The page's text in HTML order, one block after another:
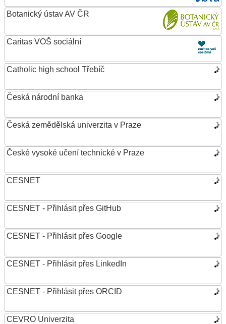
Botanický ústav AV ČR
Caritas VOŠ sociální
Catholic high school Třebíč
Česká národní banka
Česká zemědělská univerzita v Praze
České vysoké učení technické v Praze
CESNET
CESNET - Přihlásit přes GitHub
CESNET - Přihlásit přes Google
CESNET - Přihlásit přes LinkedIn
CESNET - Přihlásit přes ORCID
CEVRO Univerzita